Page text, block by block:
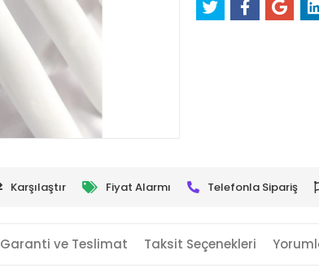
Karşılaştır Fiyat Alarmı Telefonla Sipariş
Garanti ve Teslimat Taksit Seçenekleri